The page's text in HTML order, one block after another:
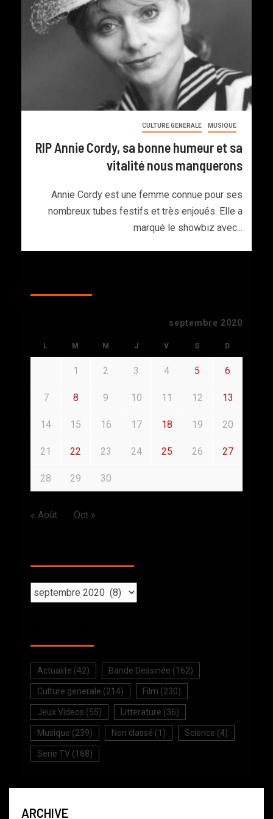
CULTURE GENERALE MUSIQUE
RIP Annie Cordy, sa bonne humeur et sa
vitalité nous manquerons
Annie Cordy est une femme connue pour ses
nombreux tubes festifs et très enjoués. Elle a
marqué le showbiz avec...
septembre 2020
L M M J V S D
1 2 3 4 5 6
7 8 9 10 11 12 13
14 15 16 17 18 19 20
21 22 23 24 25 26 27
28 29 30
« Août Oct »
Actualite (42) Bande Dessinée (162)
Culture generale (214) Film (230)
Jeux Videos (55) Litterature (36)
Musique (239) Non classé (1) Science (4)
Serie TV (168)
ARCHIVE